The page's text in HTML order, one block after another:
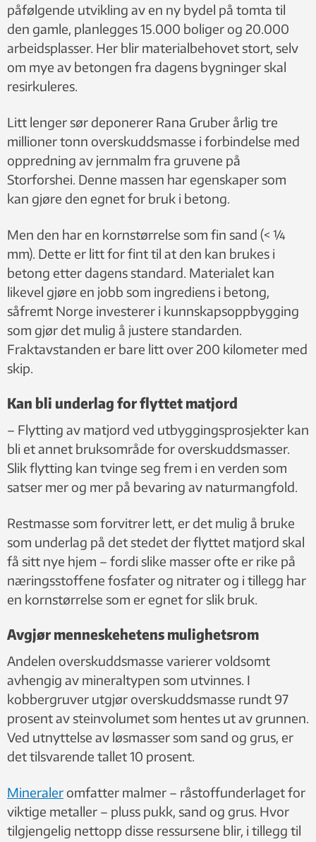
påfølgende utvikling av en ny bydel på tomta til
den gamle, planlegges 15.000 boliger og 20.000
arbeidsplasser. Her blir materialbehovet stort, selv
om mye av betongen fra dagens bygninger skal
resirkuleres.
Litt lenger sør deponerer Rana Gruber årlig tre
millioner tonn overskuddsmasse i forbindelse med
oppredning av jernmalm fra gruvene på
Storforshei. Denne massen har egenskaper som
kan gjøre den egnet for bruk i betong.
Men den har en kornstørrelse som fin sand (< ¼
mm). Dette er litt for fint til at den kan brukes i
betong etter dagens standard. Materialet kan
likevel gjøre en jobb som ingrediens i betong,
såfremt Norge investerer i kunnskapsoppbygging
som gjør det mulig å justere standarden.
Fraktavstanden er bare litt over 200 kilometer med
skip.
Kan bli underlag for flyttet matjord
– Flytting av matjord ved utbyggingsprosjekter kan
bli et annet bruksområde for overskuddsmasser.
Slik flytting kan tvinge seg frem i en verden som
satser mer og mer på bevaring av naturmangfold.
Restmasse som forvitrer lett, er det mulig å bruke
som underlag på det stedet der flyttet matjord skal
få sitt nye hjem – fordi slike masser ofte er rike på
næringsstoffene fosfater og nitrater og i tillegg har
en kornstørrelse som er egnet for slik bruk.
Avgjør menneskehetens mulighetsrom
Andelen overskuddsmasse varierer voldsomt
avhengig av mineraltypen som utvinnes. I
kobbergruver utgjør overskuddsmasse rundt 97
prosent av steinvolumet som hentes ut av grunnen.
Ved utnyttelse av løsmasser som sand og grus, er
det tilsvarende tallet 10 prosent.
Mineraler omfatter malmer – råstoffunderlaget for
viktige metaller – pluss pukk, sand og grus. Hvor
tilgjengelig nettopp disse ressursene blir, i tillegg til